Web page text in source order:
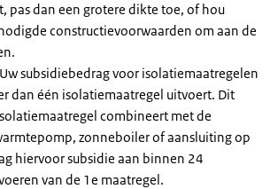
pas dan een grotere dikte toe, of hou
constructievoorwaarden om aan de
Uw subsidiebedrag voor isolatiemaatregelen
dan één isolatiemaatregel uitvoert. Dit
combineert met de
zonneboiler of aansluiting op
hiervoor subsidie aan binnen 24
van de 1e maatregel.